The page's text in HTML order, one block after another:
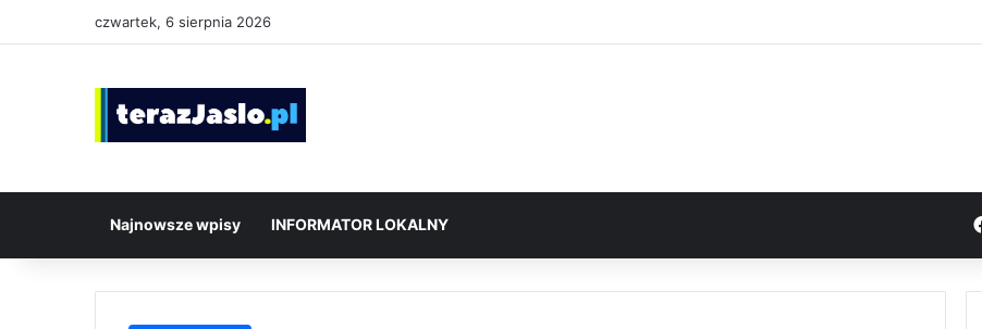
czwartek, 6 sierpnia 2026
Najnowsze wpisy INFORMATOR LOKALNY